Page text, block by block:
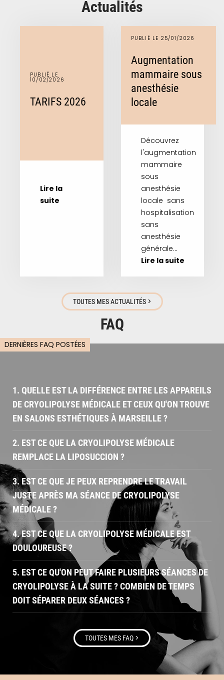
Actualités
PUBLIÉ LE
10/02/2026
TARIFS 2026
Lire la
suite
PUBLIÉ LE 25/01/2026
Augmentation
mammaire sous
anesthésie
locale
Découvrez
l'augmentation
mammaire
sous
anesthésie
locale sans
hospitalisation
sans
anesthésie
générale…
Lire la suite
TOUTES MES ACTUALITÉS >
FAQ
DERNIÈRES FAQ POSTÉES
1. QUELLE EST LA DIFFÉRENCE ENTRE LES APPAREILS
DE CRYOLIPOLYSE MÉDICALE ET CEUX QU'ON TROUVE
EN SALONS ESTHÉTIQUES À MARSEILLE ?
2. EST CE QUE LA CRYOLIPOLYSE MÉDICALE
REMPLACE LA LIPOSUCCION ?
3. EST CE QUE JE PEUX REPRENDRE LE TRAVAIL
JUSTE APRÈS MA SÉANCE DE CRYOLIPOLYSE
MÉDICALE ?
4. EST CE QUE LA CRYOLIPOLYSE MÉDICALE EST
DOULOUREUSE ?
5. EST CE QU'ON PEUT FAIRE PLUSIEURS SÉANCES DE
CRYOLIPOLYSE À LA SUITE ? COMBIEN DE TEMPS
DOIT SÉPARER DEUX SÉANCES ?
TOUTES MES FAQ >